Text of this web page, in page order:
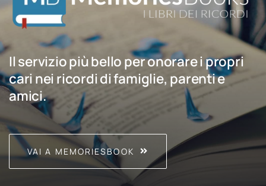
Il servizio più bello per onorare i propri
cari nei ricordi di famiglie, parenti e
amici.
VAI A MEMORIESBOOK